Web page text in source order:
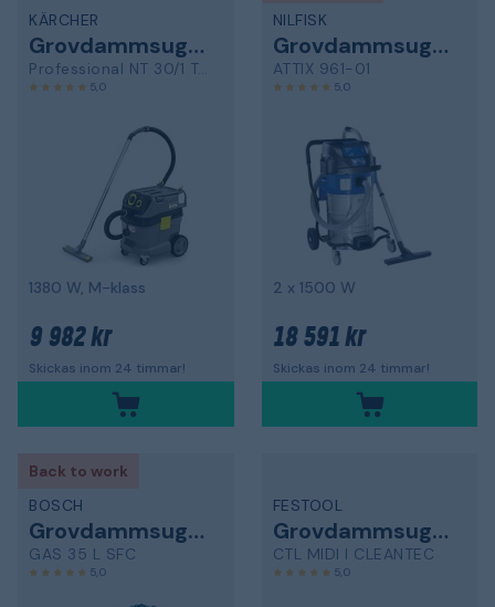
KÄRCHER
Grovdammsugare
Professional NT 30/1 Tact Te M
5,0
1380 W, M-klass
9 982 kr
Skickas inom 24 timmar!
NILFISK
Grovdammsugare
ATTIX 961-01
5,0
2 x 1500 W
18 591 kr
Skickas inom 24 timmar!
Back to work
BOSCH
Grovdammsugare
GAS 35 L SFC
5,0
FESTOOL
Grovdammsugare
CTL MIDI I CLEANTEC
5,0